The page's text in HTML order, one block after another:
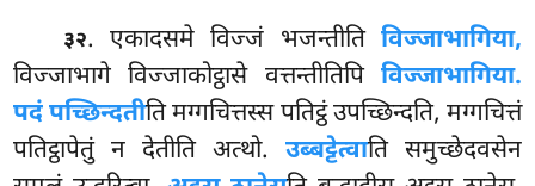
३२. एकादसमे विज्जं भजन्तीति विज्जाभागिया,
विज्जाभागे विज्जाकोट्ठासे वत्तन्तीतिपि विज्जाभागिया.
पदं पच्छिन्दतीति मग्गचित्तस्स पतिट्ठं उपच्छिन्दति, मग्गचित्तं
पतिट्ठापेतुं न देतीति अत्थो. उब्बट्टेत्वाति समुच्छेदवसेन